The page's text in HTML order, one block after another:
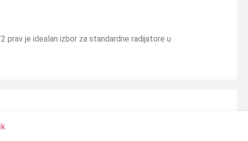
je idealan izbor za standardne radijatore u